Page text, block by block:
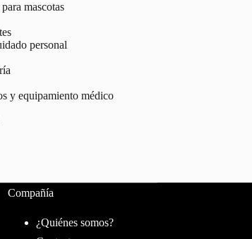
mascotas
personal
y equipamiento médico
Compañía
¿Quiénes somos?